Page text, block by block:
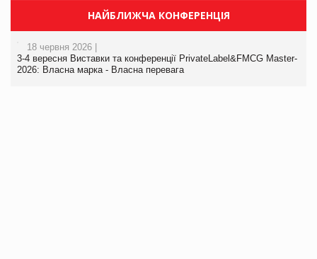
НАЙБЛИЖЧА КОНФЕРЕНЦІЯ
18 червня 2026 |
3-4 вересня Виставки та конференції PrivateLabel&FMCG Master-
2026: Власна марка - Власна перевага